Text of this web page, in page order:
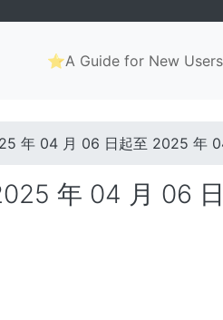
Main
navigation
⭐A Guide for New
年 04 月 06 日起至 2025 年
年 04 月 06